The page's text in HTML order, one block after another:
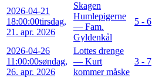
2026-04-21
18:00:00tirsdag,
21. apr. 2026
Skagen
Humlepigerne
— Fam.
Gyldenkål
5 - 6
2026-04-26
11:00:00søndag,
26. apr. 2026
Lottes drenge
— Kurt
kommer måske
3 - 7